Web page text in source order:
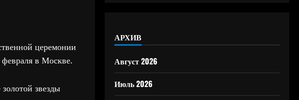
церемонии
февраля в Москве.
звезды
АРХИВ
Август 2026
Июль 2026